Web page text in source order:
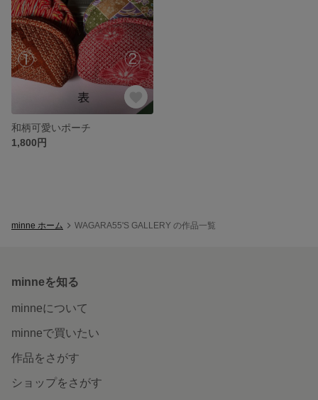
和柄可愛いポーチ
1,800円
minne ホーム WAGARA55'S GALLERY の作品一覧
minneを知る
minneについて
minneで買いたい
作品をさがす
ショップをさがす